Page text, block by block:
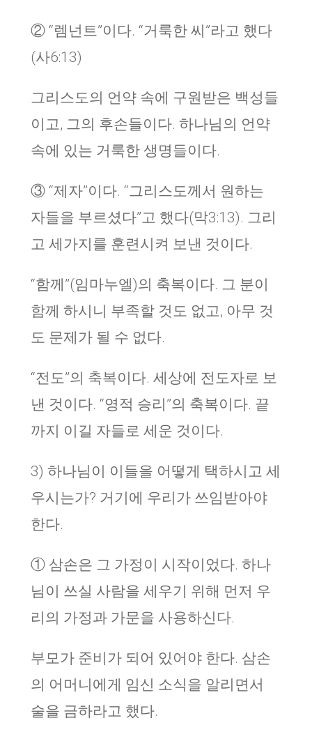
② “렘넌트”이다. “거룩한 씨”라고 했다
(사6:13)
그리스도의 언약 속에 구원받은 백성들
이고, 그의 후손들이다. 하나님의 언약
속에 있는 거룩한 생명들이다.
③ “제자”이다. “그리스도께서 원하는
자들을 부르셨다”고 했다(막3:13). 그리
고 세가지를 훈련시켜 보낸 것이다.
“함께”(임마누엘)의 축복이다. 그 분이
함께 하시니 부족할 것도 없고, 아무 것
도 문제가 될 수 없다.
“전도”의 축복이다. 세상에 전도자로 보
낸 것이다. “영적 승리”의 축복이다. 끝
까지 이길 자들로 세운 것이다.
3) 하나님이 이들을 어떻게 택하시고 세
우시는가? 거기에 우리가 쓰임받아야
한다.
① 삼손은 그 가정이 시작이었다. 하나
님이 쓰실 사람을 세우기 위해 먼저 우
리의 가정과 가문을 사용하신다.
부모가 준비가 되어 있어야 한다. 삼손
의 어머니에게 임신 소식을 알리면서
술을 금하라고 했다.